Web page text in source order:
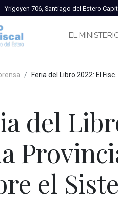
Yrigoyen 706, Santiago del Estero
EL
Feria del Libro 2022: El Fiscal General de la Provincia participó de un debate sobre el Sistema Penal Acusatorio en Radio LV11
del
el